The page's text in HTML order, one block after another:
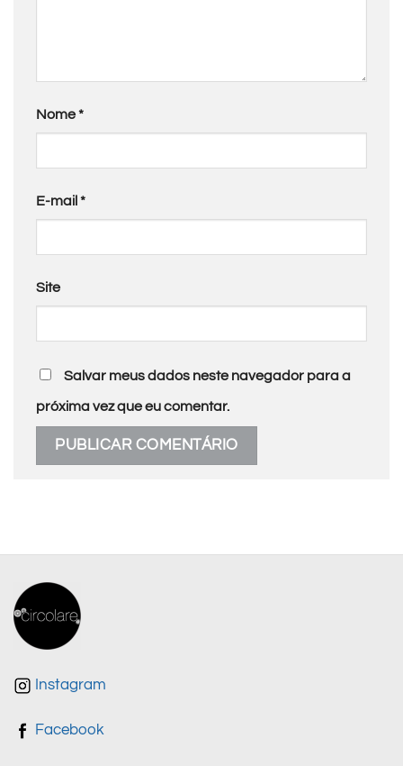
Nome*
E-mail *
Site
Salvar meus dados neste navegador para a
próxima vez que eu comentar.
Instagram
Facebook